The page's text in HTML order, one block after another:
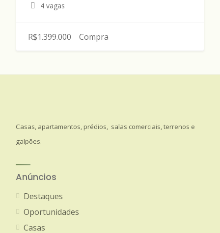
4 vagas
R$1.399.000 Compra
Casas, apartamentos, prédios, salas comerciais, terrenos e
galpões.
Anúncios
Destaques
Oportunidades
Casas